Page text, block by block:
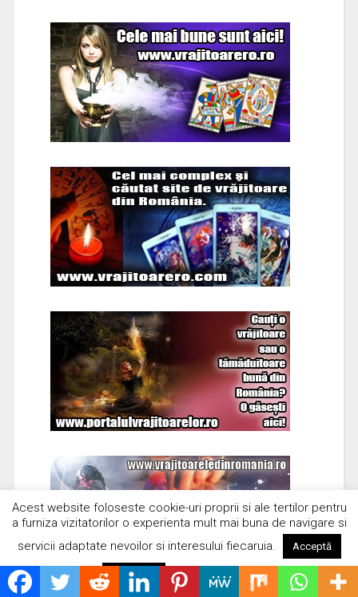
Acest website foloseste cookie-uri proprii si ale tertilor pentru
a furniza vizitatorilor o experienta mult mai buna de navigare si
servicii adaptate nevoilor si interesului fiecaruia.
Acceptă
Respinge Citește mai mult